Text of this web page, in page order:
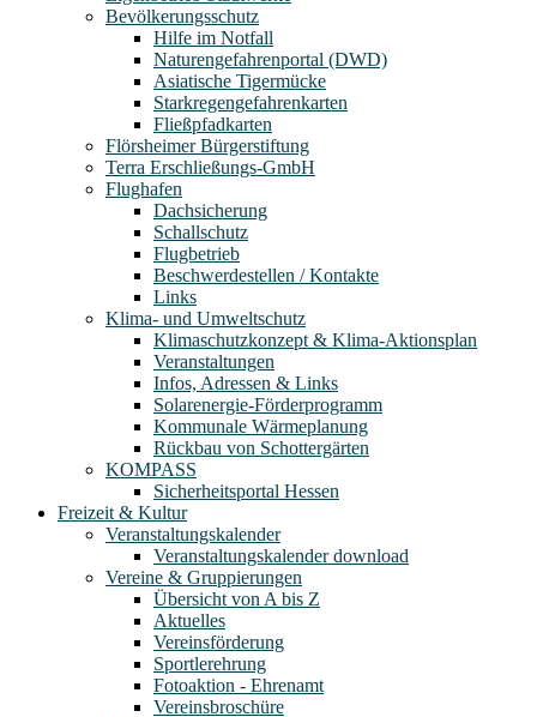
Bevölkerungsschutz
Hilfe im Notfall
Naturengefahrenportal (DWD)
Asiatische Tigermücke
Starkregengefahrenkarten
Fließpfadkarten
Flörsheimer Bürgerstiftung
Terra Erschließungs-GmbH
Flughafen
Dachsicherung
Schallschutz
Flugbetrieb
Beschwerdestellen / Kontakte
Links
Klima- und Umweltschutz
Klimaschutzkonzept & Klima-Aktionsplan
Veranstaltungen
Infos, Adressen & Links
Solarenergie-Förderprogramm
Kommunale Wärmeplanung
Rückbau von Schottergärten
KOMPASS
Sicherheitsportal Hessen
Freizeit & Kultur
Veranstaltungskalender
Veranstaltungskalender download
Vereine & Gruppierungen
Übersicht von A bis Z
Aktuelles
Vereinsförderung
Sportlerehrung
Fotoaktion - Ehrenamt
Vereinsbroschüre